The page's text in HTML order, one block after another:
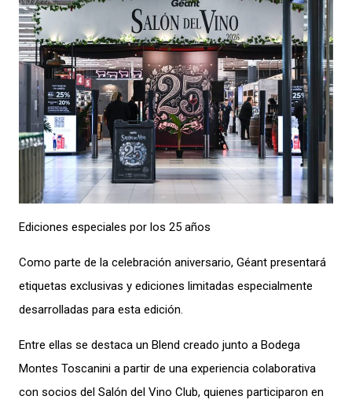
Ediciones especiales por los 25 años
Como parte de la celebración aniversario, Géant presentará
etiquetas exclusivas y ediciones limitadas especialmente
desarrolladas para esta edición.
Entre ellas se destaca un Blend creado junto a Bodega
Montes Toscanini a partir de una experiencia colaborativa
con socios del Salón del Vino Club, quienes participaron en